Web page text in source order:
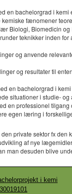
en bachelorgrad i kemi
fænomener
Biologi, Biomedicin og
teknikker inden
og anvende
og resultater til
en bachelorgrad i
situationer i studie-
en professionel
egen læring i
private sektor fx
af nye
man desuden blive
i kemi